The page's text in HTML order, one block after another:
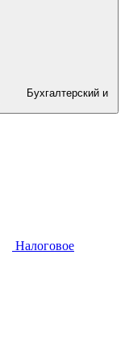
Налоговое